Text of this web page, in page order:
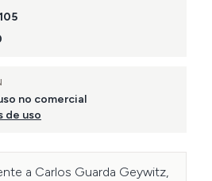
105
no comercial
de uso
a Carlos Guarda Geywitz,